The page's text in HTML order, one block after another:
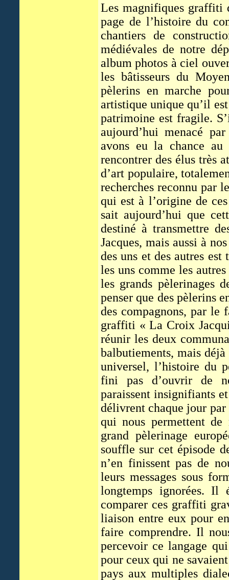
Les magnifiques graffiti
page de l’histoire du
chantiers de
médiévales de notre
album photos à ciel
les bâtisseurs du
pèlerins en marche
artistique unique qu’il
patrimoine est fragile.
aujourd’hui menacé
avons eu la chance au
rencontrer des élus très
d’art populaire,
recherches reconnu par
qui est à l’origine de
sait aujourd’hui que
destiné à transmettre
Jacques, mais aussi à
des uns et des autres
les uns comme les
les grands pèlerinages
penser que des pèlerins
des compagnons, par le
graffiti « La Croix
réunir les deux
balbutiements, mais
universel, l’histoire du
fini pas d’ouvrir de
paraissent insignifiants
délivrent chaque jour par
qui nous permettent
grand pèlerinage
souffle sur cet épisode
n’en finissent pas de
leurs messages sous
longtemps ignorées.
comparer ces graffiti
liaison entre eux pour
faire comprendre. Il
percevoir ce langage
pour ceux qui ne
pays aux multiples